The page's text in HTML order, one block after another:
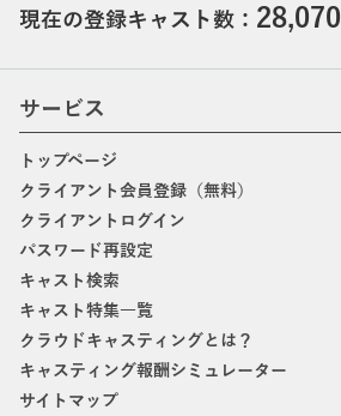
現在の登録キャスト数： 28,070
サービス
トップページ
クライアント会員登録（無料）
クライアントログイン
パスワード再設定
キャスト検索
キャスト特集一覧
クラウドキャスティングとは？
キャスティング報酬シミュレーター
サイトマップ